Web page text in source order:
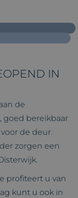
IN
de
goed bereikbaar
de deur.
zorgen een
profiteert u van
kunt u ook in